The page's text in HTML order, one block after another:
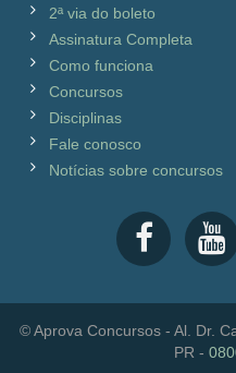
2ª via do boleto
Assinatura Completa
Como funciona
Concursos
Disciplinas
Fale conosco
Notícias sobre concursos
© Aprova Concursos - Al. Dr.
PR -